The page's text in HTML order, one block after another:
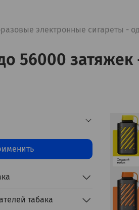
электронные сигареты -
56000
табака